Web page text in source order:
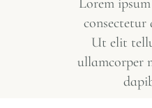
Lorem
consectetur
Ut elit
ullamcorper